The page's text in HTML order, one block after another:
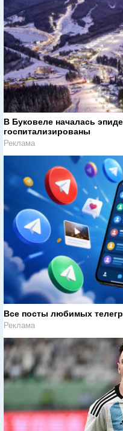
В Буковеле началась
госпитализированы
Реклама
Все посты любимых
Реклама